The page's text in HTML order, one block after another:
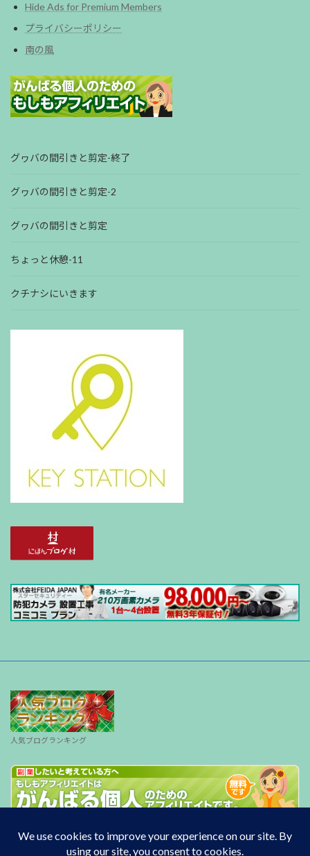
Hide Ads for Premium Members
プライバシーポリシー
南の風
グヮバの間引きと剪定-終了
グヮバの間引きと剪定-2
グヮバの間引きと剪定
ちょっと休憩-11
クチナシにいきます
人気ブログランキング